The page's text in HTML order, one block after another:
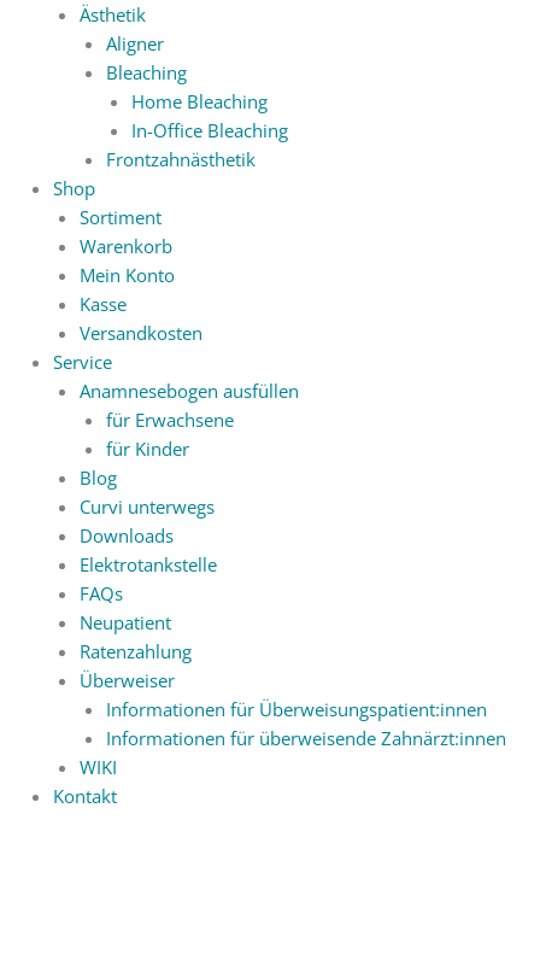
Ästhetik
Aligner
Bleaching
Home Bleaching
In-Office Bleaching
Frontzahnästhetik
Shop
Sortiment
Warenkorb
Mein Konto
Kasse
Versandkosten
Service
Anamnesebogen ausfüllen
für Erwachsene
für Kinder
Blog
Curvi unterwegs
Downloads
Elektrotankstelle
FAQs
Neupatient
Ratenzahlung
Überweiser
Informationen für Überweisungspatient:innen
Informationen für überweisende Zahnärzt:innen
WIKI
Kontakt